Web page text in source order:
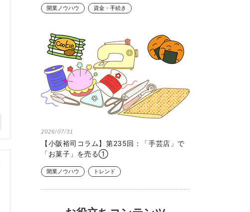
開業ノウハウ 資金・手続き
2026/07/31
【小阪裕司コラム】第235回：「手芸店」で
「お菓子」を売る①
開業ノウハウ トレンド